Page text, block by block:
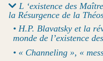
L ‘existence des
la Résurgence de la
• H.P. Blavatsky et la
monde de l’existence
• « Channeling », «